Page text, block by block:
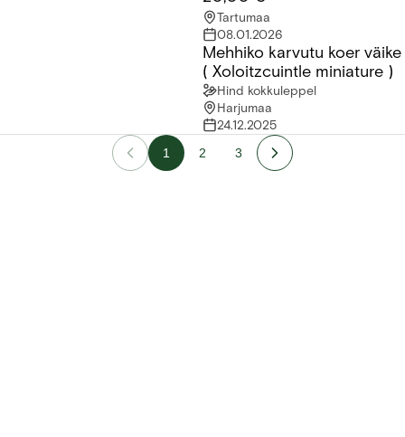
Tartumaa
08.01.2026
Mehhiko karvutu koer väike ( Xoloitzcuintle miniature )
Mehhiko karvutu koer väike
( Xoloitzcuintle miniature )
Hind kokkuleppel
Harjumaa
24.12.2025
1 2 3